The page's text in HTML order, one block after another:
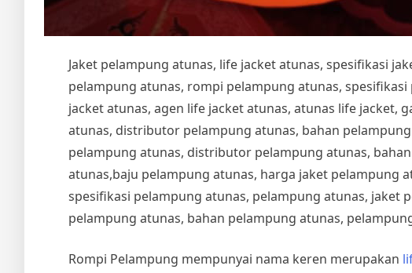
Jaket pelampung atunas, life jacket atunas, spesifikasi
pelampung atunas, rompi pelampung atunas,
jacket atunas, agen life jacket atunas, atunas life jacket,
atunas, distributor pelampung atunas, bahan
pelampung atunas, distributor pelampung atunas,
atunas,baju pelampung atunas, harga jaket pelampung
spesifikasi pelampung atunas, pelampung atunas,
pelampung atunas, bahan pelampung atunas,
Rompi Pelampung mempunyai nama keren merupakan